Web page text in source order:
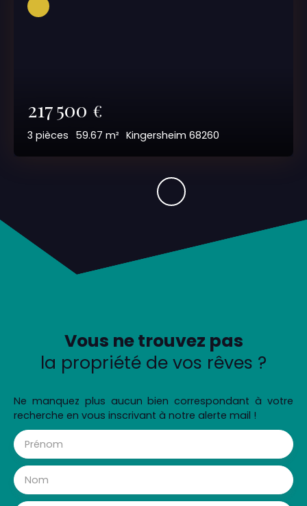
217 500 €
3 pièces 59.67 m² Kingersheim 68260
Vous ne trouvez pas
la propriété de vos rêves ?
Ne manquez plus aucun bien correspondant à votre
recherche en vous inscrivant à notre alerte mail !
Prénom
Nom